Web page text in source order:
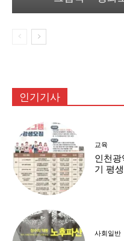
인기기사
교육
인천
기 평
사회일반